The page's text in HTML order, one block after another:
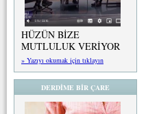
HÜZÜN BİZE
MUTLULUK VERİYOR
» Yazıyı okumak için tıklayın
DERDİME BİR ÇARE